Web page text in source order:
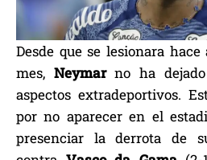
Desde que se lesionara
mes, Neymarno ha
aspectos extradeportivos.
por no aparecer en el
presenciar la derrota de